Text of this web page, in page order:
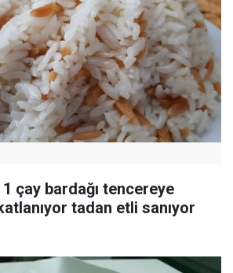
çay bardağı tencereye
tadan etli sanıyor